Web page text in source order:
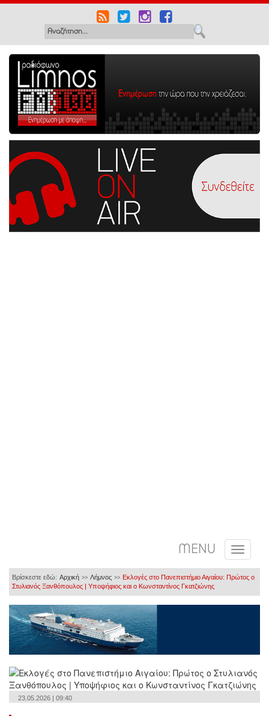
MENU
Βρίσκεστε εδώ: Αρχική >> Λήμνος >> Εκλογές στο Πανεπιστήμιο Αιγαίου: Πρώτος ο
Στυλιανός Ξανθόπουλος | Υποψήφιος και ο Κωνσταντίνος Γκατζιώνης
23.05.2026 | 09:40